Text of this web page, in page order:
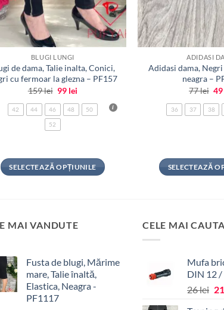
BLUGI LUNGI
de dama, Talie inalta, Conici,
cu fermoar la glezna – PF157
159lei Prețul
a
fost:
99 lei
este:
99 lei.
42 44 46 48 50
52
SELECTEAZĂ OPȚIUNILE
mai
Opțiunile
pot
fi
ADIDASI
Adidasi dama,
neagra –
77lei
a
49
36 37 38
SELECTEAZĂ
mai
pot
fi
MAI VANDUTE
Fusta de blugi, Mărime
mare, Talie înaltă,
Elastica, Neagra -
PF1117
CELE MAI
Mufa
DIN 12
26lei 21